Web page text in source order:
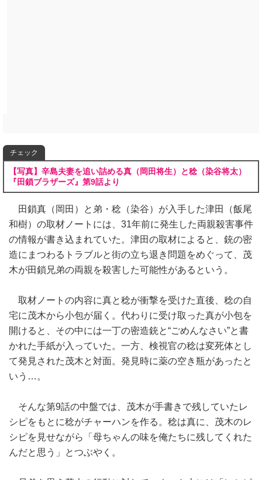
チェック
【写真】辛島夫妻を追い詰める真（岡田将生）と稔（染谷将太）
『田鎖ブラザーズ』第9話より
田鎖真（岡田）と弟・稔（染谷）が入手した津田（飯尾
和樹）の取材ノートには、31年前に発生した両親殺害事件
の情報が書き込まれていた。津田の取材によると、銃の密
造にまつわるトラブルと街の立ち退き問題をめぐって、茂
木が田鎖兄弟の両親を殺害した可能性があるという。
取材ノートの内容に真と稔が衝撃を受けた直後、稔の自
宅に茂木から小包が届く。代わりに受け取った真が小包を
開けると、その中には一丁の密造銃と“ごめんなさい”と書
かれた手紙が入っていた。一方、検視官の稔は変死体とし
て発見された茂木と対面。発見時に薬の空き瓶があったと
いう…。
そんな第9話の中盤では、茂木が手書きで残していたレ
シピをもとに稔がチャーハンを作る。稔は真に、茂木のレ
シピを見せながら「母ちゃんの味を俺たちに残してくれた
んだと思う」とつぶやく。